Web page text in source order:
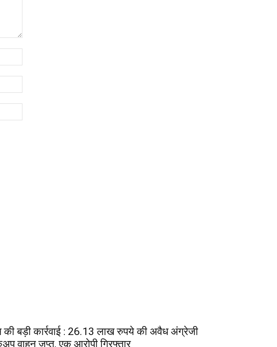
की बड़ी कार्रवाई : 26.13 लाख रुपये की अवैध अंग्रेजी
वाहन जप्त, एक आरोपी गिरफ्तार